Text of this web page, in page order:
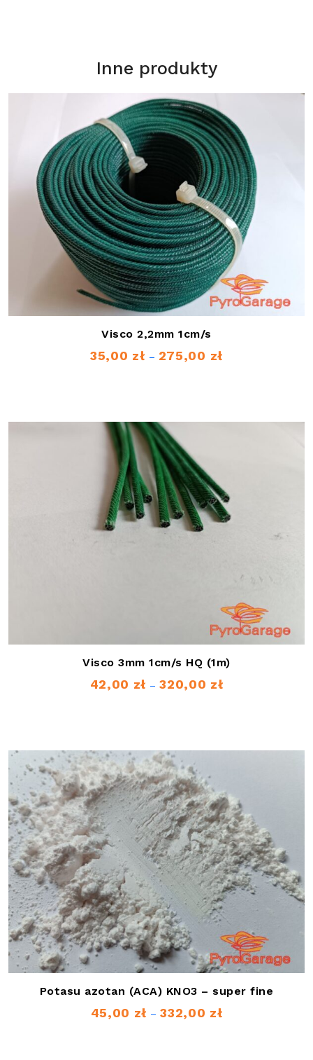
Inne produkty
Visco 2,2mm 1cm/s
35,00 zł – 275,00 złZakres
Visco 3mm 1cm/s HQ (1m)
42,00 zł – 320,00 złZakres
Potasu azotan (ACA) KNO3 – super fine
45,00 zł – 332,00 złZakres